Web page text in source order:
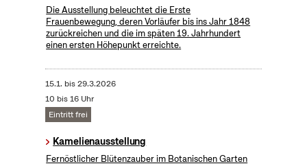
Die Ausstellung beleuchtet die Erste
Frauenbewegung, deren Vorläufer bis ins Jahr 1848
zurückreichen und die im späten 19. Jahrhundert
einen ersten Höhepunkt erreichte.
15.1. bis29.3.2026
10 bis 16 Uhr
Eintritt frei
Kamelienausstellung
Fernöstlicher Blütenzauber im Botanischen Garten